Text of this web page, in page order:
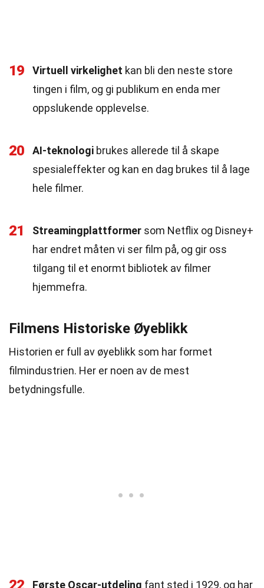
19 Virtuell virkelighet kan bli den neste store
tingen i film, og gi publikum en enda mer
oppslukende opplevelse.
20 AI-teknologi brukes allerede til å skape
spesialeffekter og kan en dag brukes til å lage
hele filmer.
21 Streamingplattformer som Netflix og Disney+
har endret måten vi ser film på, og gir oss
tilgang til et enormt bibliotek av filmer
hjemmefra.
Filmens Historiske Øyeblikk
Historien er full av øyeblikk som har formet
filmindustrien. Her er noen av de mest
betydningsfulle.
Første Oscar-utdeling fant sted i 1929, og har